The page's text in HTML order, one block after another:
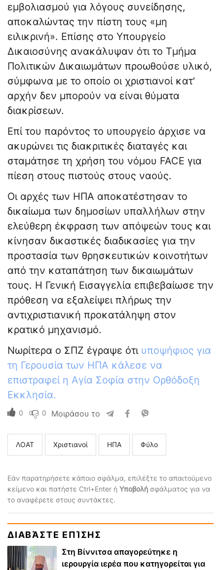
εμβολιασμού για λόγους συνείδησης,
αποκαλώντας την πίστη τους «μη
ειλικρινή». Επίσης στο Υπουργείο
Δικαιοσύνης ανακάλυψαν ότι το Τμήμα
Πολιτικών Δικαιωμάτων προωθούσε υλικό,
σύμφωνα με το οποίο οι χριστιανοί κατ'
αρχήν δεν μπορούν να είναι θύματα
διακρίσεων.
Επί του παρόντος το υπουργείο άρχισε να
ακυρώνει τις διακριτικές διαταγές και
σταμάτησε τη χρήση του νόμου FACE για
πίεση στους πιστούς στους ναούς.
Οι αρχές των ΗΠΑ αποκατέστησαν το
δικαίωμα των δημοσίων υπαλλήλων στην
ελεύθερη έκφραση των απόψεών τους και
κίνησαν δικαστικές διαδικασίες για την
προστασία των θρησκευτικών κοινοτήτων
από την καταπάτηση των δικαιωμάτων
τους. Η Γενική Εισαγγελία επιβεβαίωσε την
πρόθεση να εξαλείψει πλήρως την
αντιχριστιανική προκατάληψη στον
κρατικό μηχανισμό.
Νωρίτερα ο ΣΠΖ έγραψε ότι υποψήφιος για
τη Γερουσία των ΗΠΑ κάλεσε να
επιστραφεί η Αγία Σοφία στην Ορθόδοξη
Εκκλησία.
0 0 Μοιράσου το
ΛΟΑΤ Χριστιανοί ΗΠΑ Φύλο
Εάν παρατηρήσετε κάποιο σφάλμα, επιλέξτε το απαιτούμενο
κείμενο και πατήστε Ctrl+Enter ή Υποβολή σφάλματος για να
το αναφέρετε στους συντάκτες.
ΔΙΑΒΆΣΤΕ ΕΠΊΣΗΣ
Στη Βίννιτσα απαγορεύτηκε η
ιερουργία ιερέα που κατηγορείται για